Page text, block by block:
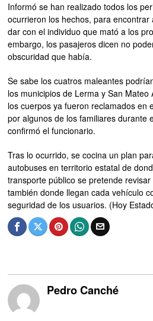
Informó se han realizado todos los
ocurrieron los hechos, para
dar con el individuo que mató a los
embargo, los pasajeros dicen no
obscuridad que había.
Se sabe los cuatros maleantes
los municipios de Lerma y San
los cuerpos ya fueron reclamados en
por algunos de los familiares durante
confirmó el funcionario.
Tras lo ocurrido, se cocina un plan
autobuses en territorio estatal de
transporte público se pretende
también donde llegan cada vehículo
seguridad de los usuarios. (Hoy
Pedro Canché